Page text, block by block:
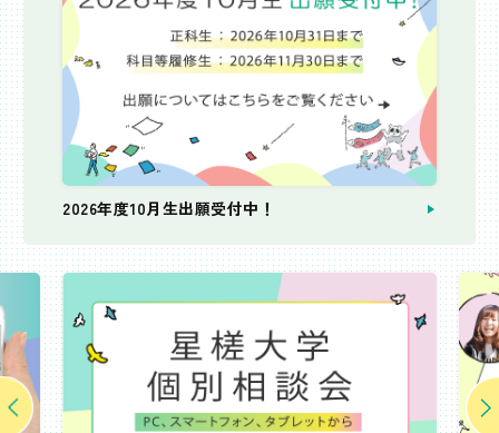
2026年度10月生出願受付中！